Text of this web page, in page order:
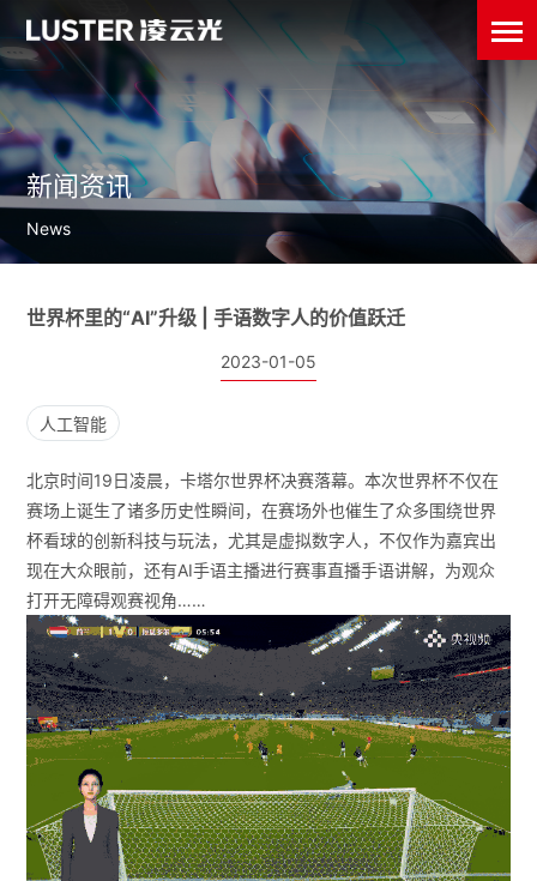
新闻资讯
News
世界杯里的“AI”升级 | 手语数字人的价值跃迁
2023-01-05
人工智能
北京时间19日凌晨，卡塔尔世界杯决赛落幕。本次世界杯不仅在
赛场上诞生了诸多历史性瞬间，在赛场外也催生了众多围绕世界
杯看球的创新科技与玩法，尤其是虚拟数字人，不仅作为嘉宾出
现在大众眼前，还有AI手语主播进行赛事直播手语讲解，为观众
打开无障碍观赛视角……